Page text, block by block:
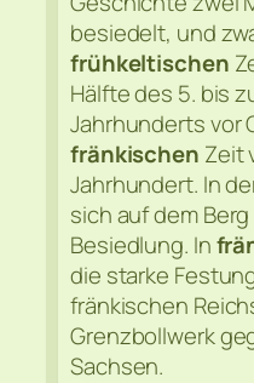
besiedelt, und
frühkeltischen
Hälfte des 5. bis
Jahrhunderts vor
fränkischen Zeit
Jahrhundert. In
sich auf dem
Besiedlung. In
die starke
fränkischen
Grenzbollwerk
Sachsen.